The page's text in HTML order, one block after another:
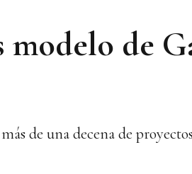
modelo de
de una decena de